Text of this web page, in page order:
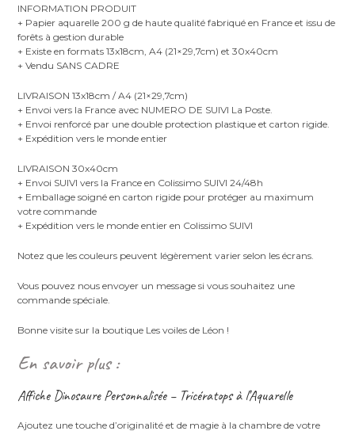
INFORMATION PRODUIT
+ Papier aquarelle 200 g de haute qualité fabriqué en France et issu de
forêts à gestion durable
+ Existe en formats 13x18cm, A4 (21×29,7cm) et 30x40cm
+ Vendu SANS CADRE
LIVRAISON 13x18cm / A4 (21×29,7cm)
+ Envoi vers la France avec NUMERO DE SUIVI La Poste.
+ Envoi renforcé par une double protection plastique et carton rigide.
+ Expédition vers le monde entier
LIVRAISON 30x40cm
+ Envoi SUIVI vers la France en Colissimo SUIVI 24/48h
+ Emballage soigné en carton rigide pour protéger au maximum
votre commande
+ Expédition vers le monde entier en Colissimo SUIVI
Notez que les couleurs peuvent légèrement varier selon les écrans.
Vous pouvez nous envoyer un message si vous souhaitez une
commande spéciale.
Bonne visite sur la boutique Les voiles de Léon !
En savoir plus :
Affiche Dinosaure Personnalisée – Tricératops à l’Aquarelle
Ajoutez une touche d’originalité et de magie à la chambre de votre